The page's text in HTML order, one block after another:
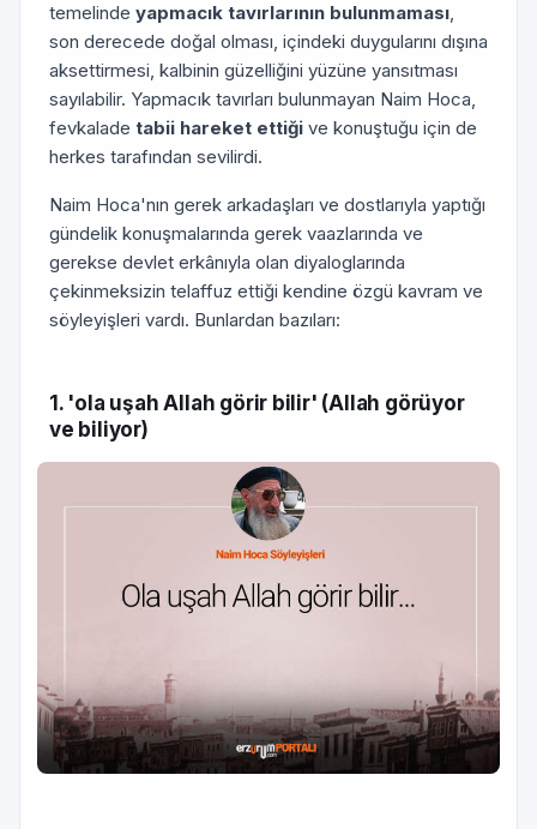
temelinde yapmacık tavırlarının bulunmaması,
son derecede doğal olma­sı, içindeki duygularını dışına
aksettirmesi, kalbinin güzelliğini yüzüne yansıtması
sayılabilir. Yapmacık tavırları bulunmayan Naim Hoca,
fevkalade tabii hareket ettiği ve konuştuğu için de
herkes tarafından sevilirdi.
Naim Hoca'nın gerek arkadaşları ve dostlarıyla yaptığı
gündelik konuşmalarında gerek vaazlarında ve
gerekse devlet erkâ­nıyla olan diyaloglarında
çekinmeksizin telaffuz ettiği kendine özgü kavram ve
söyleyişleri vardı. Bunlardan bazıları:
1. 'ola uşah Allah görir bilir' (Allah görüyor
ve biliyor)